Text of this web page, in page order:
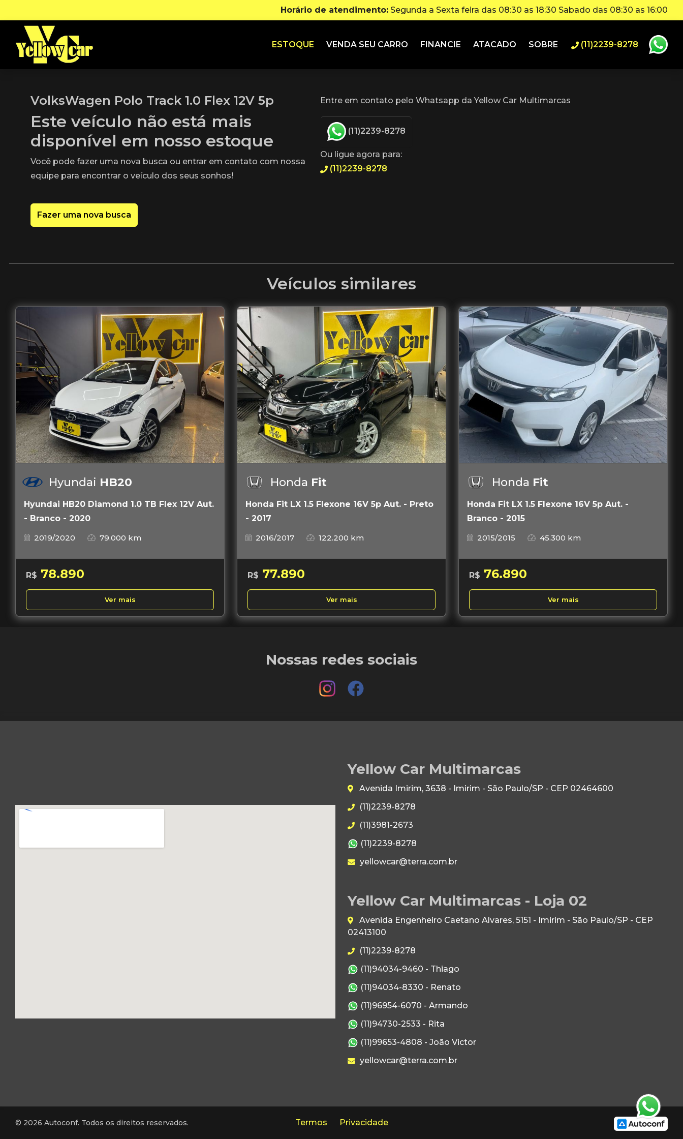
Horário de atendimento: Segunda a Sexta feira das 08:30 as 18:30 Sabado das 08:30 as 16:00
ESTOQUE VENDA SEU CARRO FINANCIE ATACADO SOBRE (11)2239-8278
VolksWagen Polo Track 1.0 Flex 12V 5p
Este veículo não está mais
disponível em nosso estoque
Você pode fazer uma nova busca ou entrar em contato com nossa
equipe para encontrar o veículo dos seus sonhos!
Fazer uma nova busca
Entre em contato pelo Whatsapp da Yellow Car Multimarcas
(11)2239-8278
Ou ligue agora para:
(11)2239-8278
Veículos similares
Hyundai HB20
Hyundai HB20 Diamond 1.0 TB Flex 12V Aut.
- Branco - 2020
2019/2020
79.000 km
R$ 78.890
Ver mais
Honda Fit
Honda Fit LX 1.5 Flexone 16V 5p Aut. - Preto
- 2017
2016/2017
122.200 km
R$ 77.890
Ver mais
Honda Fit
Honda Fit LX 1.5 Flexone 16V 5p Aut. -
Branco - 2015
2015/2015
45.300 km
R$ 76.890
Ver mais
Nossas redes sociais
Yellow Car Multimarcas
Avenida Imirim, 3638 - Imirim - São Paulo/SP - CEP 02464600
(11)2239-8278
(11)3981-2673
(11)2239-8278
yellowcar@terra.com.br
Yellow Car Multimarcas - Loja 02
Avenida Engenheiro Caetano Alvares, 5151 - Imirim - São Paulo/SP - CEP
02413100
(11)2239-8278
(11)94034-9460 - Thiago
(11)94034-8330 - Renato
(11)96954-6070 - Armando
(11)94730-2533 - Rita
(11)99653-4808 - João Victor
yellowcar@terra.com.br
© 2026 Autoconf. Todos os direitos reservados. Termos Privacidade